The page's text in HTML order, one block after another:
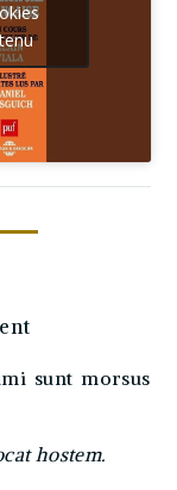
sunt morsus
hostem.